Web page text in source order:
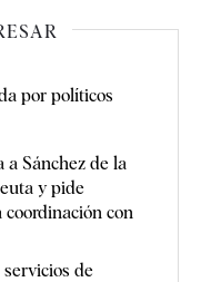
por políticos
a Sánchez de la
y pide
coordinación con
de